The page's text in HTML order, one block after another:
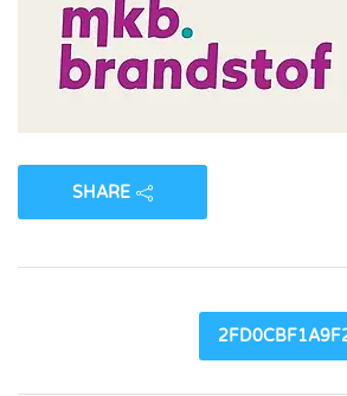
SHARE